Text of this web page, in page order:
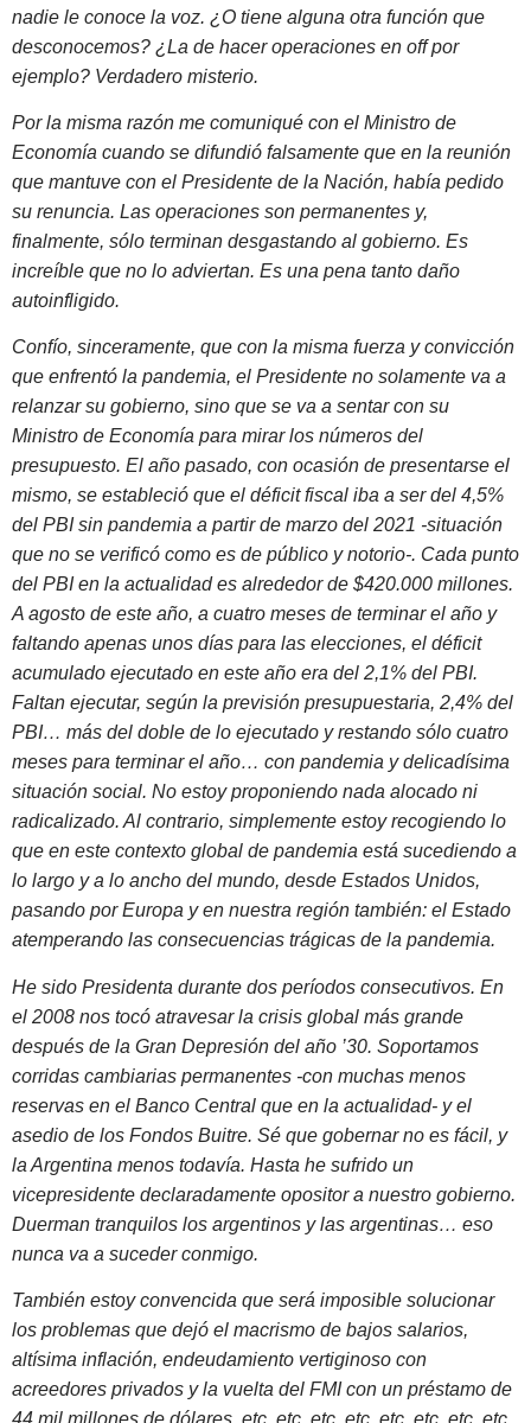
nadie le conoce la voz. ¿O tiene alguna otra función que
desconocemos? ¿La de hacer operaciones en off por
ejemplo? Verdadero misterio.
Por la misma razón me comuniqué con el Ministro de
Economía cuando se difundió falsamente que en la reunión
que mantuve con el Presidente de la Nación, había pedido
su renuncia. Las operaciones son permanentes y,
finalmente, sólo terminan desgastando al gobierno. Es
increíble que no lo adviertan. Es una pena tanto daño
autoinfligido.
Confío, sinceramente, que con la misma fuerza y convicción
que enfrentó la pandemia, el Presidente no solamente va a
relanzar su gobierno, sino que se va a sentar con su
Ministro de Economía para mirar los números del
presupuesto. El año pasado, con ocasión de presentarse el
mismo, se estableció que el déficit fiscal iba a ser del 4,5%
del PBI sin pandemia a partir de marzo del 2021 -situación
que no se verificó como es de público y notorio-. Cada punto
del PBI en la actualidad es alrededor de $420.000 millones.
A agosto de este año, a cuatro meses de terminar el año y
faltando apenas unos días para las elecciones, el déficit
acumulado ejecutado en este año era del 2,1% del PBI.
Faltan ejecutar, según la previsión presupuestaria, 2,4% del
PBI… más del doble de lo ejecutado y restando sólo cuatro
meses para terminar el año… con pandemia y delicadísima
situación social. No estoy proponiendo nada alocado ni
radicalizado. Al contrario, simplemente estoy recogiendo lo
que en este contexto global de pandemia está sucediendo a
lo largo y a lo ancho del mundo, desde Estados Unidos,
pasando por Europa y en nuestra región también: el Estado
atemperando las consecuencias trágicas de la pandemia.
He sido Presidenta durante dos períodos consecutivos. En
el 2008 nos tocó atravesar la crisis global más grande
después de la Gran Depresión del año ’30. Soportamos
corridas cambiarias permanentes -con muchas menos
reservas en el Banco Central que en la actualidad- y el
asedio de los Fondos Buitre. Sé que gobernar no es fácil, y
la Argentina menos todavía. Hasta he sufrido un
vicepresidente declaradamente opositor a nuestro gobierno.
Duerman tranquilos los argentinos y las argentinas… eso
nunca va a suceder conmigo.
También estoy convencida que será imposible solucionar
los problemas que dejó el macrismo de bajos salarios,
altísima inflación, endeudamiento vertiginoso con
acreedores privados y la vuelta del FMI con un préstamo de